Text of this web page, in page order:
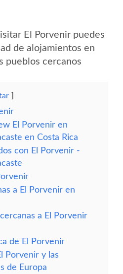
El Porvenir puedes
de alojamientos en
pueblos cercanos
El Porvenir en
en Costa Rica
con El Porvenir -
a El Porvenir en
a El Porvenir
de El Porvenir
Porvenir y las
de Europa